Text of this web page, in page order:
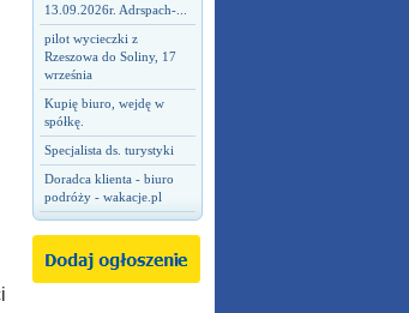
13.09.2026r. Adrspach-...
pilot wycieczki z
Rzeszowa do Soliny, 17
września
Kupię biuro, wejdę w
spółkę.
Specjalista ds. turystyki
Doradca klienta - biuro
podróży - wakacje.pl